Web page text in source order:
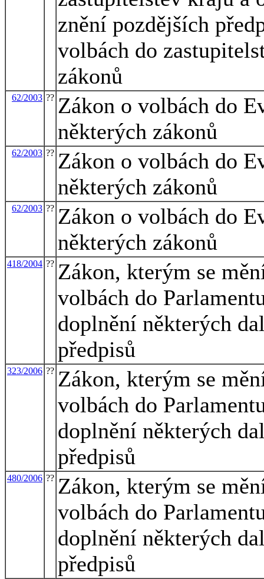
znění pozdějších
volbách do
zákonů
62/2003 ?? Zákon o volbách do
některých zákonů
62/2003 ?? Zákon o volbách do
některých zákonů
62/2003 ?? Zákon o volbách do
některých zákonů
418/2004 ?? Zákon, kterým se
volbách do
doplnění některých
předpisů
323/2006 ?? Zákon, kterým se
volbách do
doplnění některých
předpisů
480/2006 ?? Zákon, kterým se
volbách do
doplnění některých
předpisů